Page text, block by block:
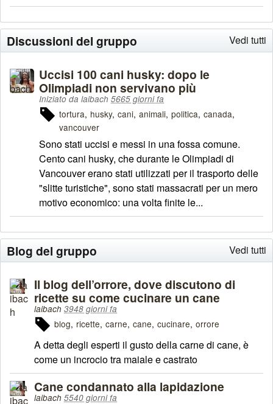
Vedi tutti
Discussioni del gruppo
Uccisi 100 cani husky: dopo le
Olimpiadi non servivano più
Iniziato da laibach 5665 giorni fa
tortura husky cani animali politica canada
vancouver
Sono stati uccisi e messi in una fossa comune.
Cento cani husky, che durante le Olimpiadi di
Vancouver erano stati utilizzati per il trasporto delle
"slitte turistiche", sono stati massacrati per un mero
motivo economico: una volta finite le...
Vedi tutti
Blog del gruppo
Il blog dell’orrore, dove discutono di
ricette su come cucinare un cane
laibach 3948 giorni fa
blog ricette carne cane cucinare orrore
A detta degli esperti il gusto della carne di cane, è
come un incrocio tra maiale e castrato
Cane condannato alla lapidazione
laibach 5540 giorni fa